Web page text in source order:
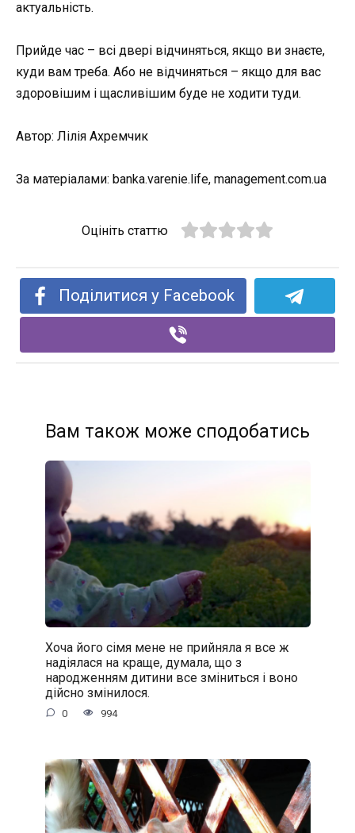
актуальність.
Прийде час – всі двері відчиняться, якщо ви знаєте,
куди вам треба. Або не відчиняться – якщо для вас
здоровішим і щасливішим буде не ходити туди.
Автор: Лілія Ахремчик
За матеріалами: banka.varenie.life, management.com.ua
Оцініть статтю
Поділитися у Facebook
Вам також може сподобатись
Хоча його сімя мене не прийняла я все ж
надіялася на краще, думала, що з
народженням дитини все зміниться і воно
дійсно змінилося.
0 994